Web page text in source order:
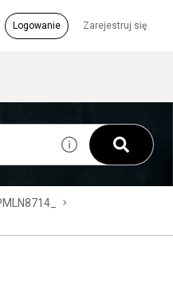
Zarejestruj się
Logowanie